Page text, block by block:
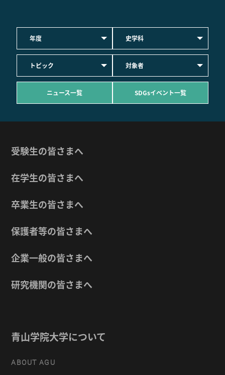
年度 史学科
トピック 対象者
ニュース一覧 SDGsイベント一覧
受験生の皆さまへ
在学生の皆さまへ
卒業生の皆さまへ
保護者等の皆さまへ
企業一般の皆さまへ
研究機関の皆さまへ
青山学院大学について
ABOUT AGU